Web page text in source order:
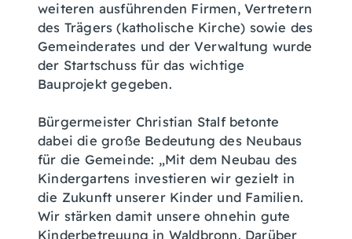
weiteren ausführenden Firmen, Vertretern
des Trägers (katholische Kirche) sowie des
Gemeinderates und der Verwaltung wurde
der Startschuss für das wichtige
Bauprojekt gegeben.
Bürgermeister Christian Stalf betonte
dabei die große Bedeutung des Neubaus
für die Gemeinde: „Mit dem Neubau des
Kindergartens investieren wir gezielt in
die Zukunft unserer Kinder und Familien.
Wir stärken damit unsere ohnehin gute
Kinderbetreuung in Waldbronn. Darüber